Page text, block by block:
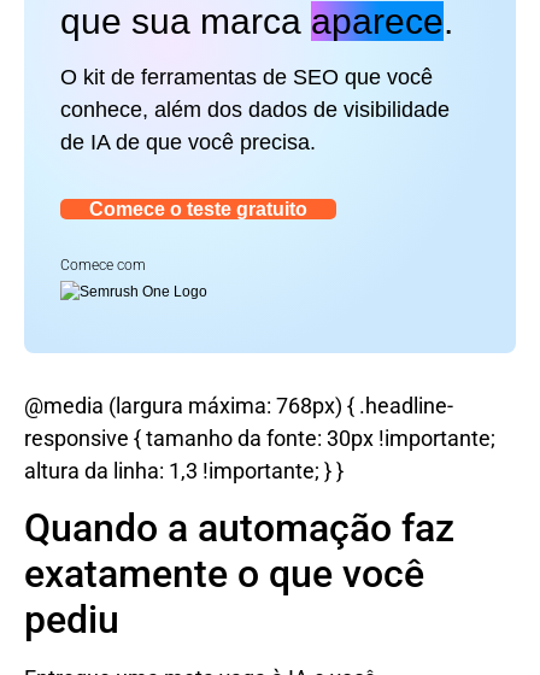
que sua marca aparece.
O kit de ferramentas de SEO que você
conhece, além dos dados de visibilidade
de IA de que você precisa.
Comece o teste gratuito
Comece com
@media (largura máxima: 768px) { .headline-
responsive { tamanho da fonte: 30px !importante;
altura da linha: 1,3 !importante; } }
Quando a automação faz
exatamente o que você
pediu